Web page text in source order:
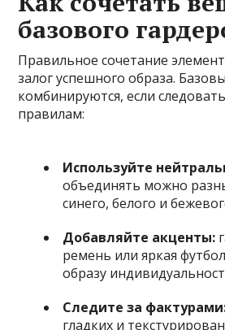
базового
Правильное сочетание
залог успешного образа.
комбинируются, если
правилам:
Используйте
объединять можно
синего, белого и
Добавляйте акценты:
ремень или яркая
образу
Следите за
гладких и